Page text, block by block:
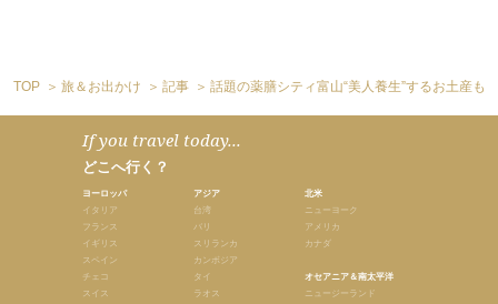
TOP 旅＆お出かけ 記事 話題の薬膳シティ富山“美人養生”するお土産もの
If you travel today...
どこへ行く？
ヨーロッパ
イタリア
フランス
イギリス
スペイン
チェコ
スイス
アジア
台湾
バリ
スリランカ
カンボジア
タイ
ラオス
北米
ニューヨーク
アメリカ
カナダ
オセアニア＆南太平洋
ニュージーランド